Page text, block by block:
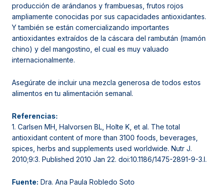
producción de arándanos y frambuesas, frutos rojos
ampliamente conocidas por sus capacidades antioxidantes.
Y también se están comercializando importantes
antioxidantes extraídos de la cáscara del rambután (mamón
chino) y del mangostino, el cual es muy valuado
internacionalmente.
Asegúrate de incluir una mezcla generosa de todos estos
alimentos en tu alimentación semanal.
Referencias:
1. Carlsen MH, Halvorsen BL, Holte K, et al. The total
antioxidant content of more than 3100 foods, beverages,
spices, herbs and supplements used worldwide. Nutr J.
2010;9:3. Published 2010 Jan 22. doi:10.1186/1475-2891-9-3.l.
Fuente: Dra. Ana Paula Robledo Soto